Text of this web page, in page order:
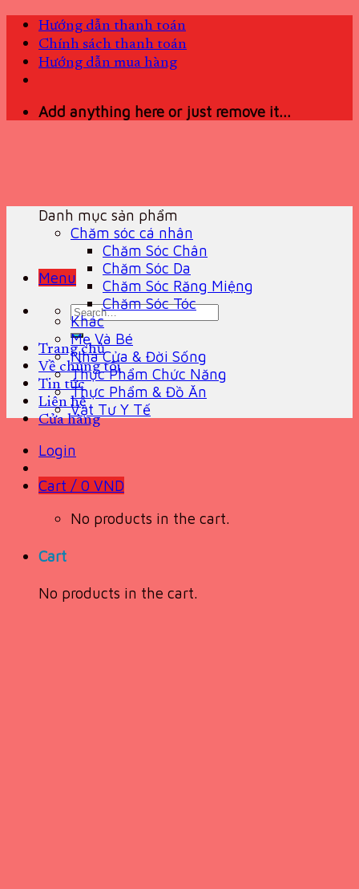
Skip
content
Hướng dẫn thanh toán
Chính sách thanh toán
Hướng dẫn mua hàng
Add anything here or just remove it...
Menu
Search
for:
Trang chủ
Về chúng tôi
Tin tức
Liên hệ
Cửa hàng
Login
Cart / 0 VND
No products in the cart.
Cart
No products in the cart.
Danh mục sản phẩm
Chăm sóc cá nhân
Chăm Sóc Chân
Chăm Sóc Da
Chăm Sóc Răng Miệng
Chăm Sóc Tóc
Khác
Mẹ Và Bé
Nhà Cửa & Đời Sống
Thực Phẩm Chức Năng
Thực Phẩm & Đồ Ăn
Vật Tư Y Tế